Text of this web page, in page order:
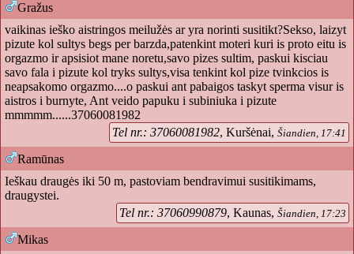
Gražus
vaikinas ieško aistringos meilužės ar yra norinti susitikt?Sekso, laizyt
pizute kol sultys begs per barzda,patenkint moteri kuri is proto eitu is
orgazmo ir apsisiot mane noretu,savo pizes sultim, paskui kisciau
savo fala i pizute kol tryks sultys,visa tenkint kol pize tvinkcios is
neapsakomo orgazmo....o paskui ant pabaigos taskyt sperma visur is
aistros i burnyte, Ant veido papuku i subiniuka i pizute
mmmmm......37060081982
Tel nr.: 37060081982, Kuršėnai, Šiandien, 17:41
Ramūnas
Ieškau draugės iki 50 m, pastoviam bendravimui susitikimams,
draugystei.
Tel nr.: 37060990879, Kaunas, Šiandien, 17:23
Mikas